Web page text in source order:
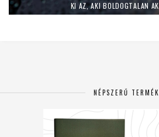
KI AZ, AKI BOLDOGTALAN
NÉPSZERŰ